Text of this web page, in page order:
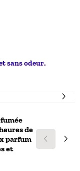
sans odeur.
de
parfum
et